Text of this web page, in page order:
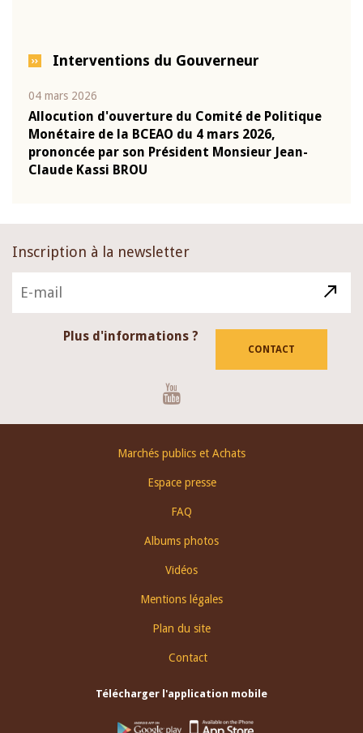
Interventions du Gouverneur
04 mars 2026
Allocution d'ouverture du Comité de Politique
Monétaire de la BCEAO du 4 mars 2026,
prononcée par son Président Monsieur Jean-
Claude Kassi BROU
Inscription à la newsletter
Plus d'informations ?
CONTACT
Marchés publics et Achats
Espace presse
FAQ
Albums photos
Vidéos
Mentions légales
Plan du site
Contact
Télécharger l'application mobile